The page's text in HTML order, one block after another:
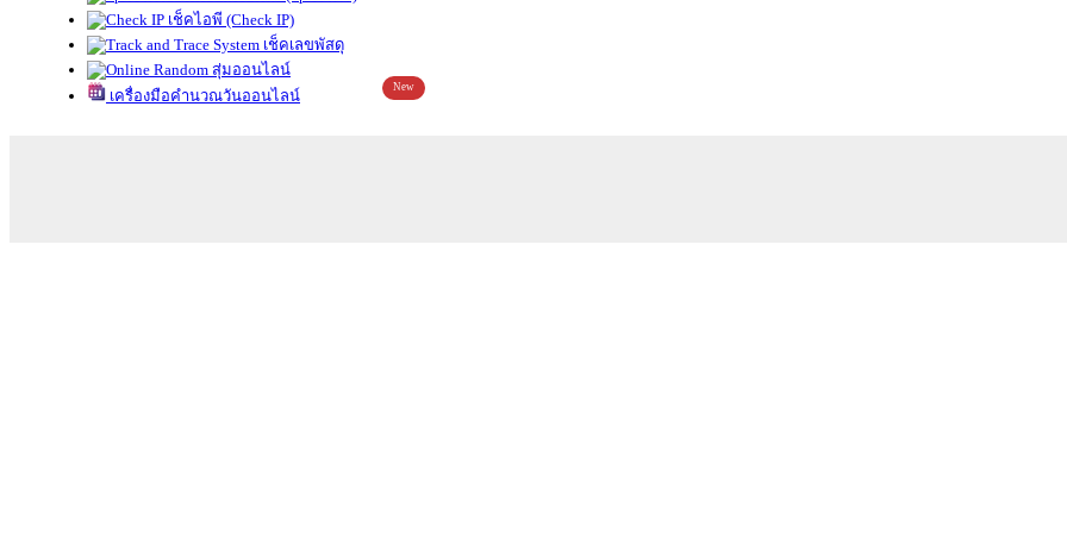
เช็คไอพี (Check IP)
เช็คเลขพัสดุ
สุ่มออนไลน์
เครื่องมือคำนวณวันออนไลน์
New